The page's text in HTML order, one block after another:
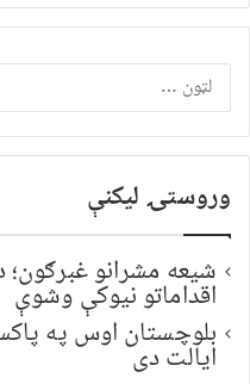
وروستۍ ليکنې
شیعه مشرانو غبرګون؛
اقداماتو نیوکې وشوې
بلوچستان اوس په
ایالت دی